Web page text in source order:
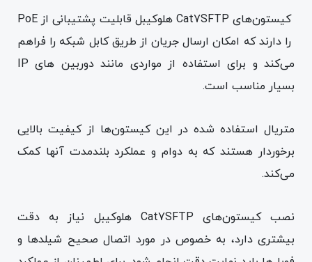
کیستون‌های Cat7SFTP هلوکیبل قابلیت پشتیبانی از PoE
را دارند که امکان ارسال جریان از طریق کابل شبکه را فراهم
می‌کند و برای استفاده از مواردی مانند دوربین های IP
بسیار مناسب است.
متریال استفاده شده در این کیستون‌ها از کیفیت بالایی
برخوردار هستند که به دوام و عملکرد بلندمدت آنها کمک
می‌کند.
نصب کیستون‌های Cat7SFTP هلوکیبل نیاز به دقت
بیشتری دارد، به خصوص در مورد اتصال صحیح شیلد‌ها و